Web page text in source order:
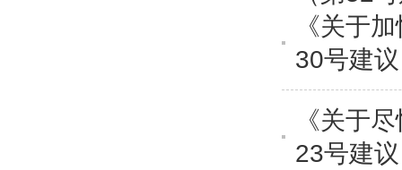
《关于
30号建
《关于
23号建